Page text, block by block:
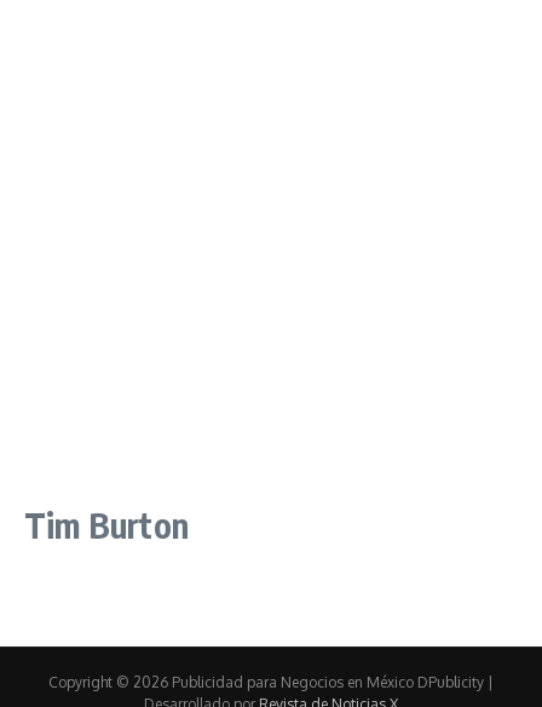
Tim Burton
Copyright © 2026 Publicidad para Negocios en México DPublicity |